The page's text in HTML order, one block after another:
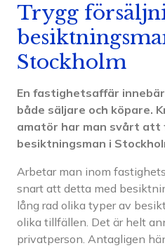
Trygg
Stockholm
En fastighetsaffär
både säljare och köpare.
amatör har man svårt att
besiktningsman i
Arbetar man inom
snart att detta med
lång rad olika typer av
olika tillfällen. Det är helt
privatperson. Antagligen